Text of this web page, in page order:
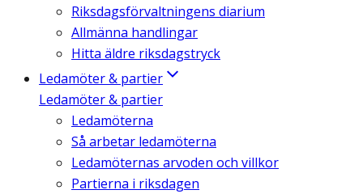
Riksdagsförvaltningens diarium
Allmänna handlingar
Hitta äldre riksdagstryck
Ledamöter & partier
Ledamöter & partier
Ledamöterna
Så arbetar ledamöterna
Ledamöternas arvoden och villkor
Partierna i riksdagen